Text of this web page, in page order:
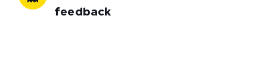
feedback